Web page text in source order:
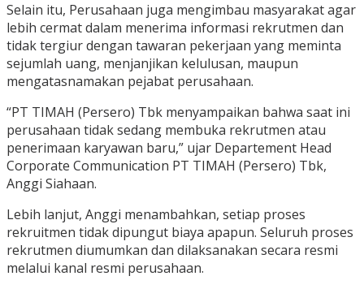
Selain itu, Perusahaan juga mengimbau masyarakat agar
lebih cermat dalam menerima informasi rekrutmen dan
tidak tergiur dengan tawaran pekerjaan yang meminta
sejumlah uang, menjanjikan kelulusan, maupun
mengatasnamakan pejabat perusahaan.
“PT TIMAH (Persero) Tbk menyampaikan bahwa saat ini
perusahaan tidak sedang membuka rekrutmen atau
penerimaan karyawan baru,” ujar Departement Head
Corporate Communication PT TIMAH (Persero) Tbk,
Anggi Siahaan.
Lebih lanjut, Anggi menambahkan, setiap proses
rekruitmen tidak dipungut biaya apapun. Seluruh proses
rekrutmen diumumkan dan dilaksanakan secara resmi
melalui kanal resmi perusahaan.